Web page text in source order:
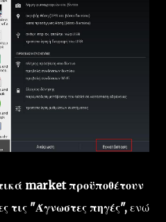
market προϋποθέτουν
τις "Άγνωστες πηγές", ενώ